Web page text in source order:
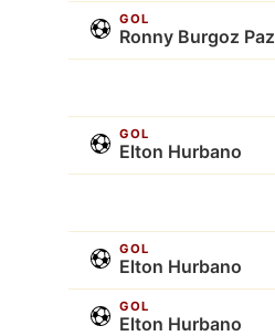
GOL
Ronny Burgoz Paz
GOL
Elton Hurbano
GOL
Elton Hurbano
GOL
Elton Hurbano